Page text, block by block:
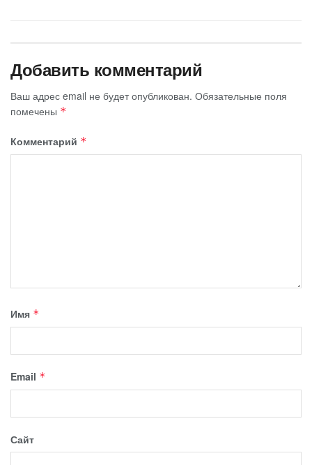
Добавить комментарий
Ваш адрес email не будет опубликован. Обязательные поля
помечены *
Комментарий *
Имя *
Email *
Сайт